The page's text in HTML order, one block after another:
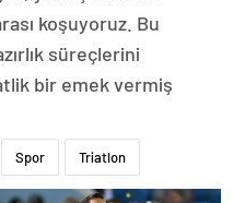
koşuyoruz. Bu
süreçlerini
bir emek vermiş
Spor Triatlon